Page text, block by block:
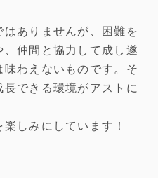
ありませんが、困難を
仲間と協力して成し遂
わえないものです。そ
できる環境がアストに
しみにしています！